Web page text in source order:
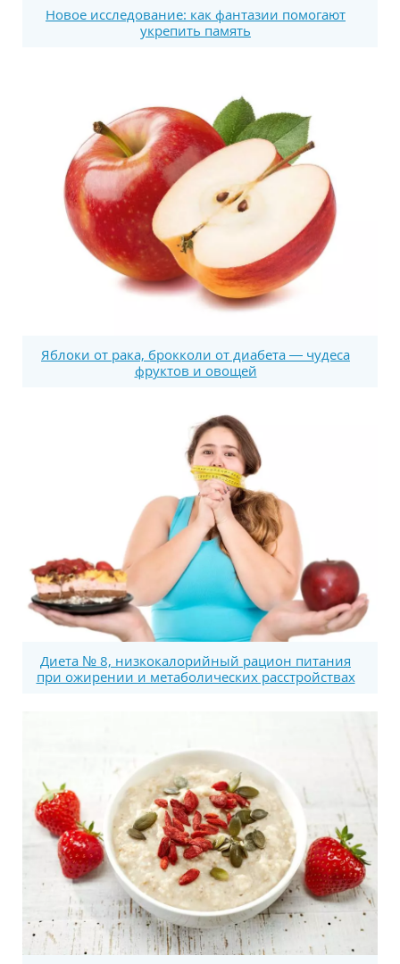
Новое исследование: как фантазии помогают
укрепить память
Яблоки от рака, брокколи от диабета — чудеса
фруктов и овощей
Диета № 8, низкокалорийный рацион питания
при ожирении и метаболических расстройствах